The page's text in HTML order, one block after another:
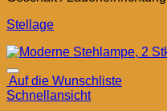
Stellage
Auf die Wunschliste
Schnellansicht